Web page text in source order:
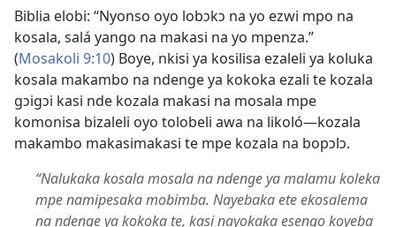
Biblia elobi: “Nyonso oyo lobɔkɔ na yo ezwi mpo na
kosala, salá yango na makasi na yo mpenza.”
(Mosakoli 9:10) Boye, nkisi ya kosilisa ezaleli ya koluka
kosala makambo na ndenge ya kokoka ezali te kozala
gɔigɔi kasi nde kozala makasi na mosala mpe
komonisa bizaleli oyo tolobeli awa na likoló​—kozala
makambo makasimakasi te mpe kozala na bopɔlɔ.
“Nalukaka kosala mosala na ndenge ya malamu koleka
mpe namipesaka mobimba. Nayebaka ete ekosalema
na ndenge ya kokoka te, kasi nayokaka esengo koyeba